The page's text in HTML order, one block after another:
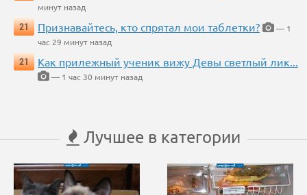
минут назад
21
Признавайтесь, кто спрятал мои таблетки?
— 1
час 29 минут назад
21
Как прилежный ученик вижу Девы светлый лик...
— 1 час 30 минут назад
Лучшее в категории